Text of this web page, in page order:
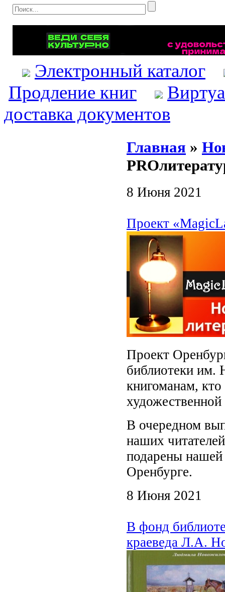
Электронный каталог
Продление книг
доставка документов
Главная »
8 Июня 2021
Проект
Проект
библиотеки им.
книгоманам,
В очередном
наших
подарены
Оренбурге.
8 Июня 2021
В фонд
краеведа Л.А.